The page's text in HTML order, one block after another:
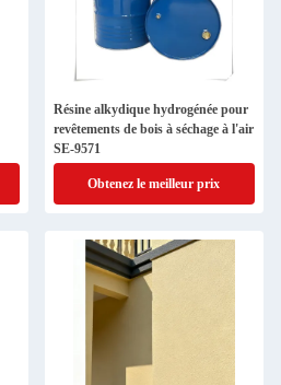
Résine alkydique hydrogénée pour
revêtements de bois à séchage à l'air
SE-9571
Obtenez le meilleur prix